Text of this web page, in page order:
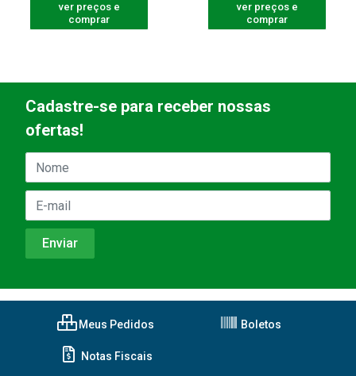
ver preços e
comprar
ver preços e
comprar
Cadastre-se para receber nossas
ofertas!
Meus Pedidos Boletos
Notas Fiscais